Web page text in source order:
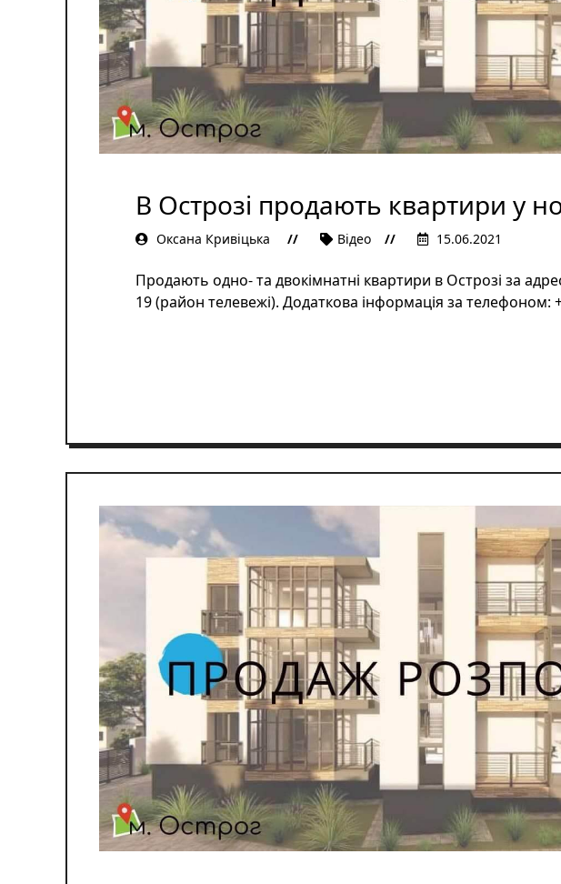
В Острозі продають квартири у
Оксана Кривіцька Відеo 15.06.2021
Продають одно- та двокімнатні квартири в Острозі за
19 (район телевежі). Додаткова інформація за телефоном: